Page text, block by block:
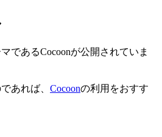
であるCocoonが公開されていま
あれば、 Cocoonの利用をおすす